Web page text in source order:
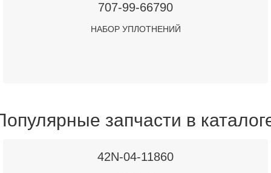
707-99-66790
НАБОР УПЛОТНЕНИЙ
запчасти в
42N-04-11860